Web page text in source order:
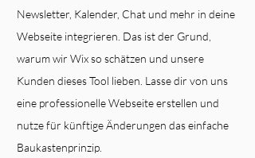
Newsletter, Kalender, Chat und mehr in deine
Webseite integrieren. Das ist der Grund,
warum wir Wix so schätzen und unsere
Kunden dieses Tool lieben. Lasse dir von uns
eine professionelle Webseite erstellen und
nutze für künftige Änderungen das einfache
Baukastenprinzip.